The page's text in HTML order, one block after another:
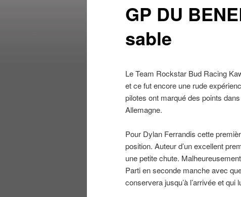
GP DU
sable
Le Team Rockstar Bud Racing
et ce fut encore une rude
pilotes ont marqué des points
Allemagne.
Pour Dylan Ferrandis cette
position. Auteur d’un excellent
une petite chute.
Parti en seconde manche avec
conservera jusqu’à l’arrivée et